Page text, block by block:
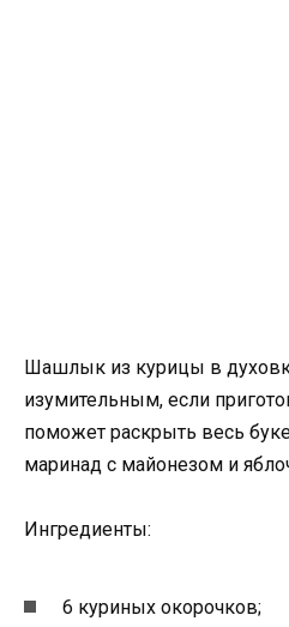
Шашлык из курицы в
изумительным, если
поможет раскрыть весь
маринад с майонезом и
Ингредиенты:
6 куриных окорочков;